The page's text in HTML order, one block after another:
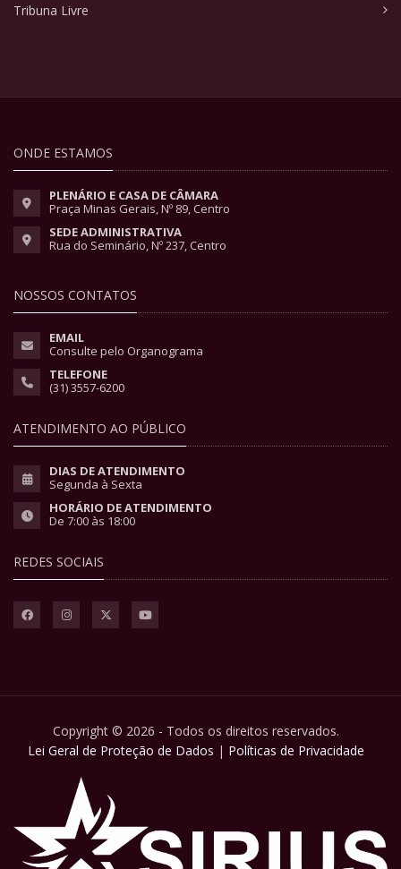
Tribuna Livre
ONDE ESTAMOS
PLENÁRIO E CASA DE CÂMARA
Praça Minas Gerais, Nº 89, Centro
SEDE ADMINISTRATIVA
Rua do Seminário, Nº 237, Centro
NOSSOS CONTATOS
EMAIL
Consulte pelo Organograma
TELEFONE
(31) 3557-6200
ATENDIMENTO AO PÚBLICO
DIAS DE ATENDIMENTO
Segunda à Sexta
HORÁRIO DE ATENDIMENTO
De 7:00 às 18:00
REDES SOCIAIS
Copyright © 2026 - Todos os direitos reservados.
Lei Geral de Proteção de Dados | Políticas de Privacidade